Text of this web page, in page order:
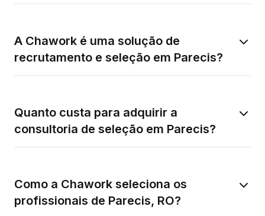
A Chawork é uma solução de
recrutamento e seleção em Parecis?
Quanto custa para adquirir a
consultoria de seleção em Parecis?
Como a Chawork seleciona os
profissionais de Parecis, RO?